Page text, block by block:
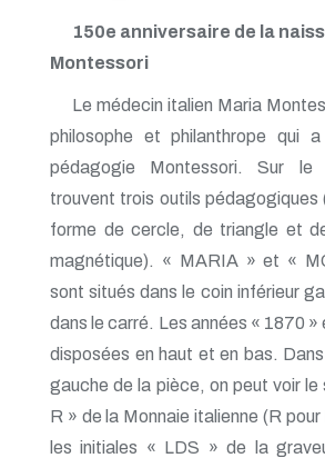
150e anniversaire de la
Montessori
Le médecin italien Maria
philosophe et philanthrope qui
pédagogie Montessori. Sur
trouvent trois outils pédagogiques
forme de cercle, de triangle et
magnétique). « MARIA » et «
sont situés dans le coin inférieur
dans le carré. Les années « 1870 »
disposées en haut et en bas.
gauche de la pièce, on peut voir le
R » de la Monnaie italienne (R
les initiales « LDS » de la